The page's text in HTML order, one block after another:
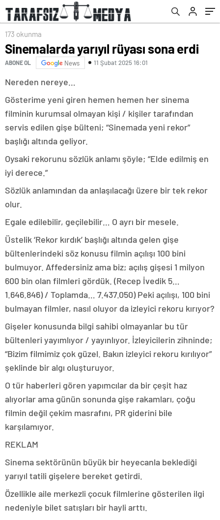
173 okunma
Sinemalarda yarıyıl rüyası sona erdi
ABONE OL News 11 Şubat 2025 16:01
Nereden nereye…
Gösterime yeni giren hemen hemen her sinema
filminin kurumsal olmayan kişi / kişiler tarafından
servis edilen gişe bülteni; “Sinemada yeni rekor”
başlığı altında geliyor.
Oysaki rekorunu sözlük anlamı şöyle; “Elde edilmiş en
iyi derece.”
Sözlük anlamından da anlaşılacağı üzere bir tek rekor
olur.
Egale edilebilir, geçilebilir… O ayrı bir mesele.
Üstelik ‘Rekor kırdık’ başlığı altında gelen gişe
bültenlerindeki söz konusu filmin açılışı 100 bini
bulmuyor. Affedersiniz ama biz; açılış gişesi 1 milyon
600 bin olan filmleri gördük. (Recep İvedik 5…
1.646.846) / Toplamda… 7.437.050) Peki açılışı, 100 bini
bulmayan filmler, nasıl oluyor da izleyici rekoru kırıyor?
Gişeler konusunda bilgi sahibi olmayanlar bu tür
bültenleri yayımlıyor / yayınlıyor. İzleyicilerin zihninde;
“Bizim filmimiz çok güzel. Bakın izleyici rekoru kırılıyor”
şeklinde bir algı oluşturuyor.
O tür haberleri gören yapımcılar da bir çeşit haz
alıyorlar ama günün sonunda gişe rakamları, çoğu
filmin değil çekim masrafını, PR giderini bile
karşılamıyor.
REKLAM
Sinema sektörünün büyük bir heyecanla beklediği
yarıyıl tatili gişelere bereket getirdi.
Özellikle aile merkezli çocuk filmlerine gösterilen ilgi
nedeniyle bilet satışları bir hayli arttı.